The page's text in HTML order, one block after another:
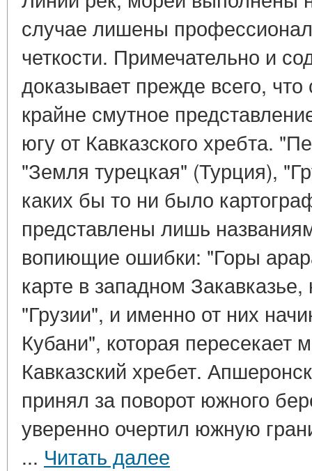
случае лишены
четкости. Примечательно и
доказывает прежде всего,
крайне смутное
югу от Кавказского хребта.
"Земля турецкая" (Турция),
каких бы то ни было
представлены лишь
вопиющие ошибки: "Горы
карте в западном Закавказье,
"Грузии", и именно от них
Кубани", которая пересекает
Кавказский хребет.
принял за поворот южного
уверенно очертил южную
... Читать далее